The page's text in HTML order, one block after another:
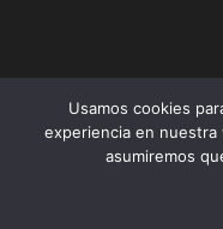
Usamos cookies
experiencia en
asumiremos